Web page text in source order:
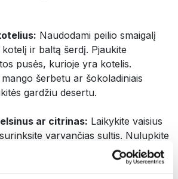
Naudodami peilio smaigalį
ir baltą šerdį. Pjaukite
pusės, kurioje yra kotelis.
šerbetu ar šokoladiniais
gardžiu desertu.
ar citrinas: Laikykite vaisius
varvančias sultis. Nulupkite
tarp baltų skaidulų. Taip
sultingą gabalėlį. Tai puikus būdas